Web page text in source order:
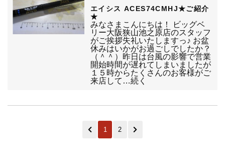
エイシス ACES74CMHJ★ご紹介
★
みなさまこんにちは！ ビッグベ
リー大阪狭山池之原店のスタッフ
がご挨拶失礼いたしますっ♪ お盆
休みはいかがお過ごしでしたか？
（＾＾）昨日は台風の影響で営業
開始時間が遅れてしまいましたが
１５時からたくさんのお客様がご
来店して…続く
1 2